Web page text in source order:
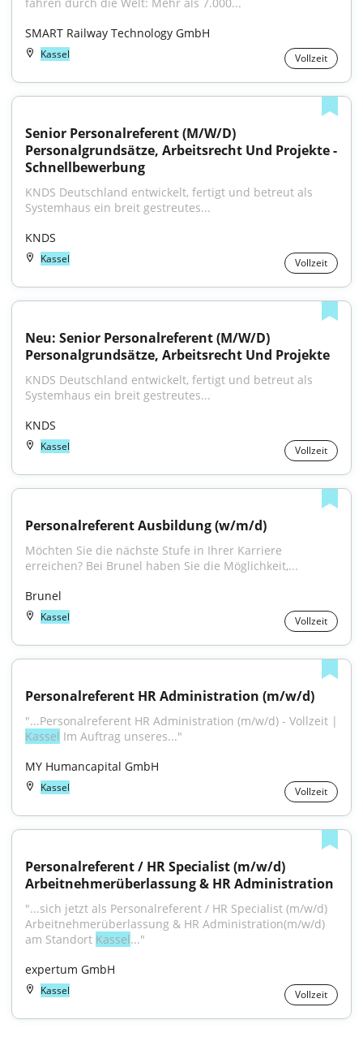
SMART Railway Technology GmbH
Kassel Vollzeit
Senior Personalreferent (M/W/D)
Personalgrundsätze, Arbeitsrecht Und Projekte -
Schnellbewerbung
KNDS Deutschland entwickelt, fertigt und betreut als
Systemhaus ein breit gestreutes...
KNDS
Kassel Vollzeit
Neu: Senior Personalreferent (M/W/D)
Personalgrundsätze, Arbeitsrecht Und Projekte
KNDS Deutschland entwickelt, fertigt und betreut als
Systemhaus ein breit gestreutes...
KNDS
Kassel Vollzeit
Personalreferent Ausbildung (w/m/d)
Möchten Sie die nächste Stufe in Ihrer Karriere
erreichen? Bei Brunel haben Sie die Möglichkeit,...
Brunel
Kassel Vollzeit
Personalreferent HR Administration (m/w/d)
Kassel Im Auftrag unseres..."
MY Humancapital GmbH
Kassel Vollzeit
Personalreferent / HR Specialist (m/w/d)
Arbeitnehmerüberlassung & HR Administration
"...sich jetzt als Personalreferent / HR Specialist (m/w/d)
Arbeitnehmerüberlassung & HR Administration(m/w/d)
am Standort Kassel..."
expertum GmbH
Kassel Vollzeit